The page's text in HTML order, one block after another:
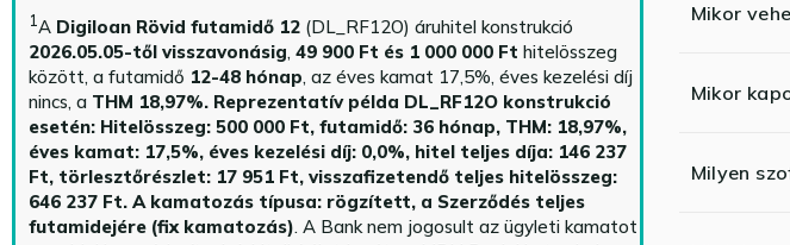
1A Digiloan Rövid futamidő 12(DL_RF12O) áruhitel konstrukció
2026.05.05-től visszavonásig, 49 900 Ft és 1 000 000 Ft hitelösszeg
között, a futamidő 12-48 hónap, az éves kamat 17,5%, éves kezelési díj
nincs, a THM 18,97%. Reprezentatív példa DL_RF12O konstrukció
esetén: Hitelösszeg: 500 000 Ft, futamidő: 36 hónap, THM: 18,97%,
éves kamat: 17,5%, éves kezelési díj: 0,0%, hitel teljes díja: 146 237
Ft, törlesztőrészlet: 17 951 Ft, visszafizetendő teljes hitelösszeg:
646 237 Ft. A kamatozás típusa: rögzített, a Szerződés teljes
futamidejére (fix kamatozás). A Bank nem jogosult az ügyleti kamatot
Mikor
Mikor
Milyen